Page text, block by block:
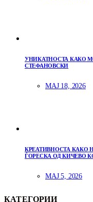
УНИКАТНОСТА КАКО
СТЕФАНОВСКИ
МАЈ 18, 2026
КРЕАТИВНОСТА КАКО
ЃОРЕСКА ОД КИЧЕВО
МАЈ 5, 2026
КАТЕГОРИИ